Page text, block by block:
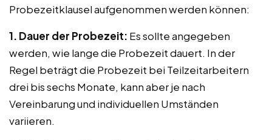
Probezeitklausel aufgenommen werden können:
1. Dauer der Probezeit: Es sollte angegeben
werden, wie lange die Probezeit dauert. In der
Regel beträgt die Probezeit bei Teilzeitarbeitern
drei bis sechs Monate, kann aber je nach
Vereinbarung und individuellen Umständen
variieren.